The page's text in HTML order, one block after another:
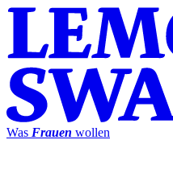
Was Frauen wollen